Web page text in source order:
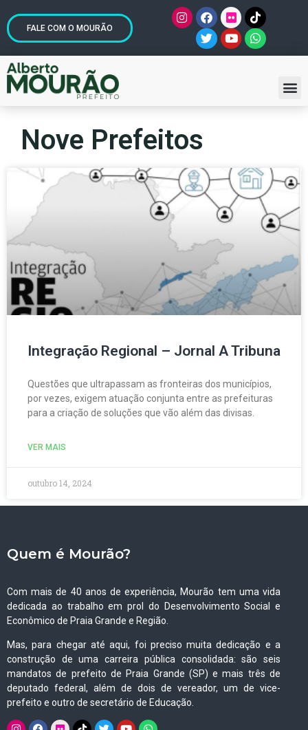
FALE COM O MOURÃO
Nove Prefeitos
Integração Regional – Jornal A Tribuna
Questões que ultrapassam as fronteiras dos municípios,
por vezes, exigem atuação conjunta entre as prefeituras
para a criação de soluções que vão além das divisas.
VER MAIS
outubro 14, 2024
Quem é Mourão?
Com mais de 40 anos de experiência, Mourão tem uma vida
dedicada ao trabalho em prol do Desenvolvimento Social e
Econômico de Praia Grande e Região.
Mas, para chegar até aqui, foi preciso muita dedicação e a
construção de uma carreira pública consolidada: são seis
mandatos de prefeito de Praia Grande (SP) e mais três de
deputado federal, além de dois de vereador, um de vice-
prefeito e outro de secretário de Educação.